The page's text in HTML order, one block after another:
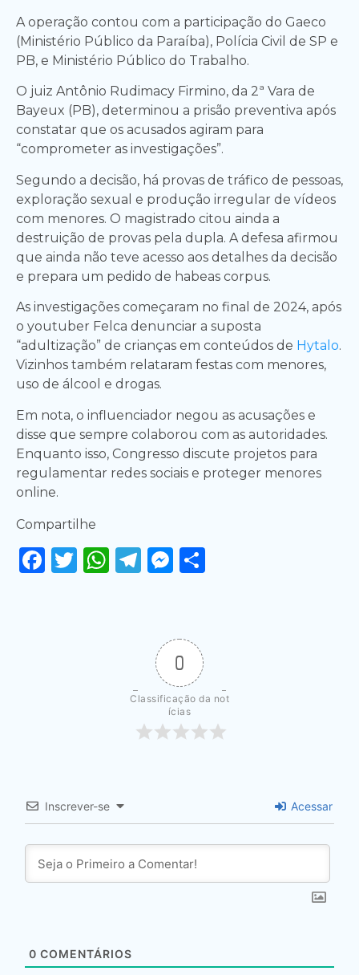
A operação contou com a participação do Gaeco
(Ministério Público da Paraíba), Polícia Civil de SP e
PB, e Ministério Público do Trabalho.
O juiz Antônio Rudimacy Firmino, da 2ª Vara de
Bayeux (PB), determinou a prisão preventiva após
constatar que os acusados agiram para
“comprometer as investigações”.
Segundo a decisão, há provas de tráfico de pessoas,
exploração sexual e produção irregular de vídeos
com menores. O magistrado citou ainda a
destruição de provas pela dupla. A defesa afirmou
que ainda não teve acesso aos detalhes da decisão
e prepara um pedido de habeas corpus.
As investigações começaram no final de 2024, após
o youtuber Felca denunciar a suposta
“adultização” de crianças em conteúdos de Hytalo.
Vizinhos também relataram festas com menores,
uso de álcool e drogas.
Em nota, o influenciador negou as acusações e
disse que sempre colaborou com as autoridades.
Enquanto isso, Congresso discute projetos para
regulamentar redes sociais e proteger menores
online.
Compartilhe
Facebook
Twitter
WhatsApp
Telegram
Messenger
0
Classificação da not
ícias
Inscrever-se Acessar
0 COMENTÁRIOS